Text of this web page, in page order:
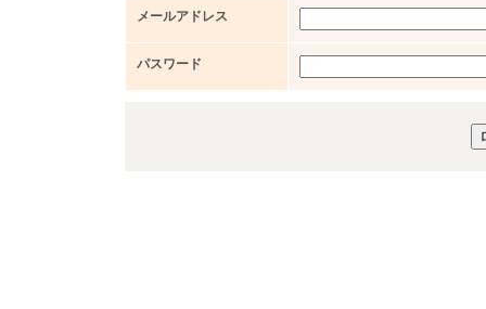
メールアドレス
パスワード